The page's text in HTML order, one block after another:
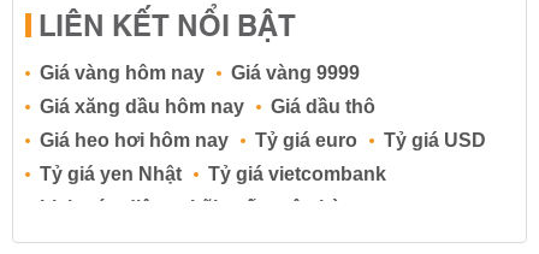
LIÊN KẾT NỔI BẬT
Giá vàng hôm nay
Giá vàng 9999
Giá xăng dầu hôm nay
Giá dầu thô
Giá heo hơi hôm nay
Tỷ giá euro
Tỷ giá USD
Tỷ giá yen Nhật
Tỷ giá vietcombank
Lịch cúp điện
Lãi suất ngân hàng
Lãi suất tiết kiệm
Lãi suất tiền gửi